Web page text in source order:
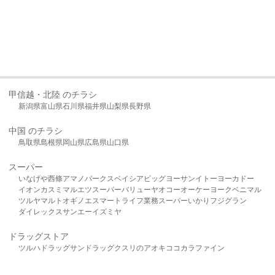
甲信越・北陸 のチラシ
新潟県富山県石川県福井県山梨県長野県
中国 のチラシ
鳥取県島根県岡山県広島県山口県
スーパー
いなげや西條アマノパークスベイシア ビッグヨーサンイトーヨーカドー
イオンカスミ マルエツスーパーバリューヤオコーオーケー ヨークベニマル
ツルヤマルト オギノ エスマート ライフ業務スーパーいかり フジグラン
ダイレックスサンエーイズミヤ
ドラッグストア
ツルハドラッグサンドラッグクスリのアオキ ココカラファイン